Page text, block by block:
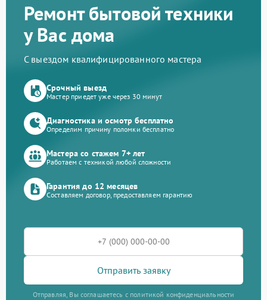
Ремонт бытовой техники
у Вас дома
С выездом квалифицированного мастера
Срочный выезд
Мастер приедет уже через 30 минут
Диагностика и осмотр бесплатно
Определим причину поломки бесплатно
Мастера со стажем 7+ лет
Работаем с техникой любой сложности
Гарантия до 12 месяцев
Составляем договор, предоставляем гарантию
Отправить заявку
Отправляя, Вы соглашаетесь с политикой конфиденциальности